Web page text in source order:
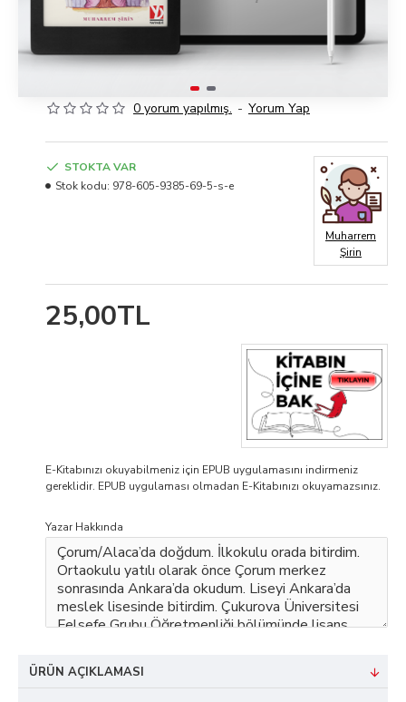
0 yorum yapılmış. - Yorum Yap
25,00TL
STOKTA VAR
Stok kodu: 978-605-9385-69-5-s-e
Muharrem
Şirin
E-Kitabınızı okuyabilmeniz için EPUB uygulamasını indirmeniz
gereklidir. EPUB uygulaması olmadan E-Kitabınızı okuyamazsınız.
Yazar Hakkında
ÜRÜN AÇIKLAMASI